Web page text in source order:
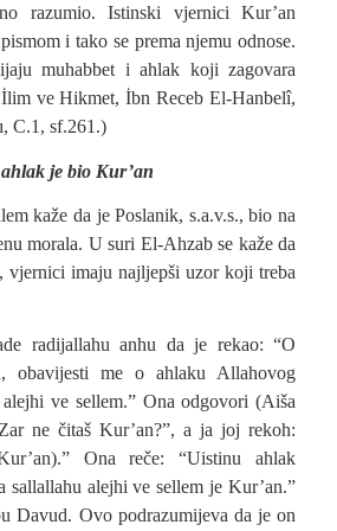
razumio. Istinski vjernici Kur’an
i tako se prema njemu odnose.
muhabbet i ahlak koji zagovara
ve Hikmet, İbn Receb El-Hanbelî,
C.1, sf.261.)
je bio Kur’an
kaže da je Poslanik, s.a.v.s., bio na
morala. U suri El-Ahzab se kaže da
vjernici imaju najljepši uzor koji treba
radijallahu anhu da je rekao: “O
obavijesti me o ahlaku Allahovog
ve sellem.” Ona odgovori (Aiša
ne čitaš Kur’an?”, a ja joj rekoh:
Ona reče: “Uistinu ahlak
sallallahu alejhi ve sellem je Kur’an.”
Davud. Ovo podrazumijeva da je on